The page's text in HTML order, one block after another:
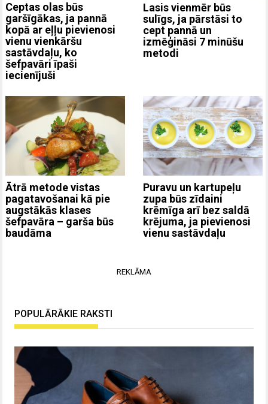
Ceptas olas būs
garšīgākas, ja pannā
kopā ar eļļu pievienosi
vienu vienkāršu
sastāvdaļu, ko
šefpavāri īpaši
iecienījuši
Lasis vienmēr būs
sulīgs, ja pārstāsi to
cept pannā un
izmēģināsi 7 minūšu
metodi
Ātrā metode vistas
pagatavošanai kā pie
augstākās klases
šefpavāra – garša būs
baudāma
Puravu un kartupeļu
zupa būs zīdaini
krēmīga arī bez saldā
krējuma, ja pievienosi
vienu sastāvdaļu
REKLĀMA
POPULĀRĀKIE RAKSTI